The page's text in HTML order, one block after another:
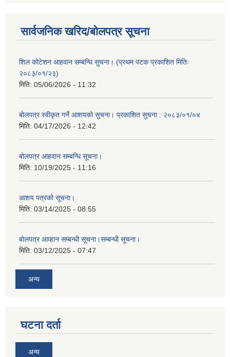
सार्वजनिक खरिद/बोलपत्र सूचना
शिल कोटेशन आहवान सम्बन्धि सुचना। (प्रथम पटक प्रकाशित मितिः
२०८३/०१/२३)
मिति: 05/06/2026 - 11:32
बोलपत्र स्वीकृत गर्ने आशयको सुचना। प्रकाशित सुचना : २०८३/०१/०४
मिति: 04/17/2026 - 12:42
बोलपत्र आहवान सम्बन्धि सूचना।
मिति: 10/19/2025 - 11:16
आशय पत्रको सूचना।
मिति: 03/14/2025 - 08:55
बोलपत्र आव्हान सम्बन्धी सूचना।सम्बन्धी सूचना।
मिति: 03/12/2025 - 07:47
अन्य
घटना दर्ता
अन्य